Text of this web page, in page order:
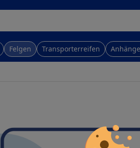
Felgen Transporterreifen